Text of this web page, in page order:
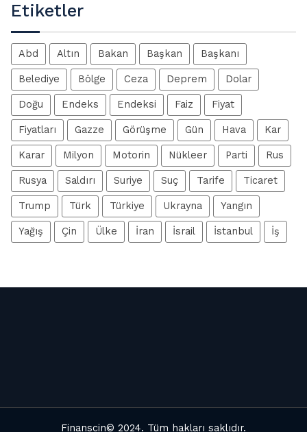
Etiketler
Abd Altın Bakan Başkan Başkanı
Belediye Bölge Ceza Deprem Dolar
Doğu Endeks Endeksi Faiz Fiyat
Fiyatları Gazze Görüşme Gün Hava Kar
Karar Milyon Motorin Nükleer Parti Rus
Rusya Saldırı Suriye Suç Tarife Ticaret
Trump Türk Türkiye Ukrayna Yangın
Yağış Çin Ülke İran İsrail İstanbul İş
Finanscin© 2024. Tüm hakları saklıdır.